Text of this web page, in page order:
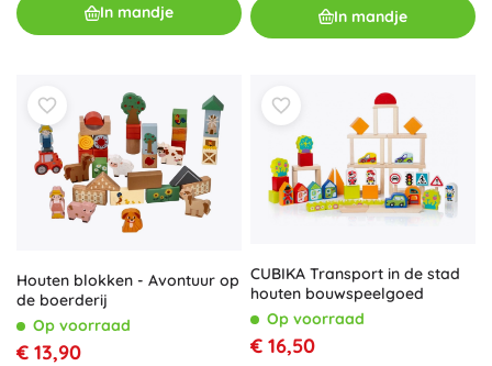
In mandje In mandje
Houten blokken - Avontuur op
de boerderij
Op voorraad
€ 13,90
CUBIKA Transport in de stad
houten bouwspeelgoed
Op voorraad
€ 16,50